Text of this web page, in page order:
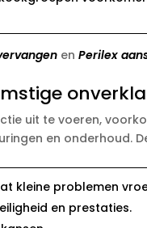
enPerilex
uit te voeren,
en onderhoud.​
kleine problemen
en prestaties.​